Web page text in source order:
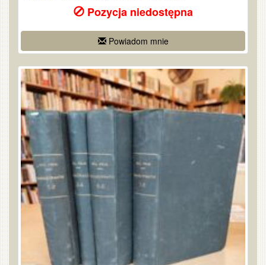
Pozycja niedostępna
Powiadom mnie